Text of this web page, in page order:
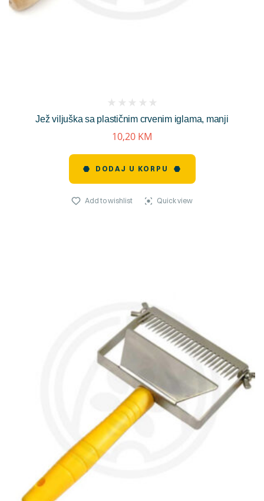
Jež viljuška sa plastičnim crvenim iglama, manji
reviews)
10,20 KM
DODAJ U KORPU
Add to wishlist Quick view